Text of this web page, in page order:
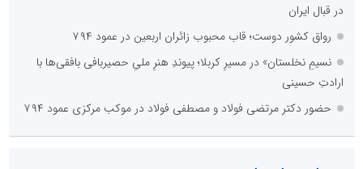
در قبال ایران
رواق کشور دوست؛ قاب محبوب زائران اربعین در عمود ۷۹۴
نسیمِ نخلستان» در مسیرِ کربلا؛ پیوندِ هنرِ ملیِ حصیربافی بافقی‌ها با
ارادتِ حسینی
حضور دکتر مرتضی فولاد و مصطفی فولاد در موکب مرکزی عمود ۷۹۴